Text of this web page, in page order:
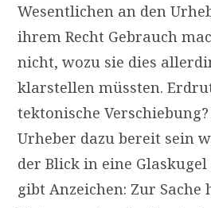
Wesentlichen an den
ihrem Recht Gebrauch
nicht, wozu sie dies
klarstellen müssten.
tektonische
Urheber dazu bereit sein
der Blick in eine
gibt Anzeichen: Zur Sache